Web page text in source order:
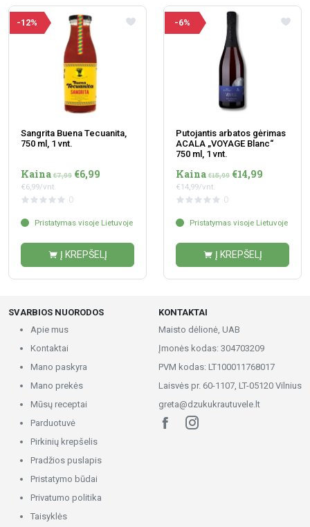
-12%
Sangrita Buena Tecuanita,
750 ml, 1 vnt.
Kaina €7,99 €6,99
€6,99/vnt.
0
Pristatymas visoje Lietuvoje
Į KREPŠELĮ
-6%
Putojantis arbatos gėrimas
ACALA „VOYAGE Blanc“
750 ml, 1 vnt.
Kaina €15,99 €14,99
€14,99/vnt.
0
Pristatymas visoje Lietuvoje
Į KREPŠELĮ
SVARBIOS NUORODOS
Apie mus
Kontaktai
Mano paskyra
Mano prekės
Mūsų receptai
Parduotuvė
Pirkinių krepšelis
Pradžios puslapis
Pristatymo būdai
Privatumo politika
Taisyklės
KONTAKTAI
Maisto dėlionė, UAB
Įmonės kodas: 304703209
PVM kodas: LT100011768017
Laisvės pr. 60-1107, LT-05120 Vilnius
greta@dzukukrautuvele.lt